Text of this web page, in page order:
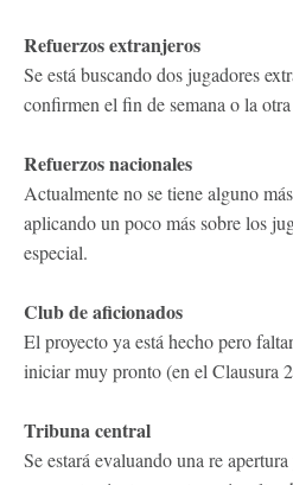
Refuerzos extranjeros
Se está buscando dos jugadores
confirmen el fin de semana o la otra
Refuerzos nacionales
Actualmente no se tiene alguno
aplicando un poco más sobre los
especial.
Club de aficionados
El proyecto ya está hecho pero
iniciar muy pronto (en el Clausura
Tribuna central
Se estará evaluando una re